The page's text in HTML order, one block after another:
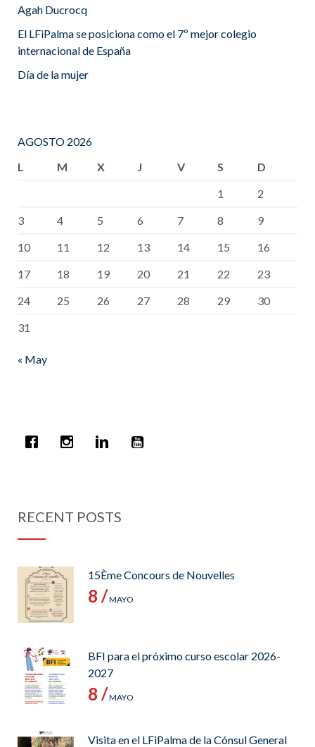
Agah Ducrocq
El LFiPalma se posiciona como el 7º mejor colegio
internacional de España
Día de la mujer
AGOSTO 2026
L
M X J V S
D
1
2
3
4 5 6 7 8
9
10
11 12 13 14 15
16
17
18 19 20 21 22
23
24
25 26 27 28 29
30
31
« May
RECENT POSTS
15Ème Concours de Nouvelles
8 /MAYO
BFI para el próximo curso escolar 2026-
2027
8 /MAYO
Visita en el LFiPalma de la Cónsul General